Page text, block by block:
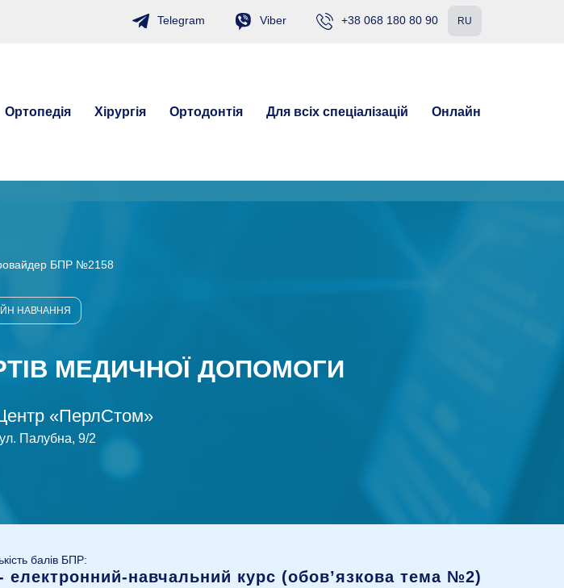
Telegram Viber +38 068 180 80 90 RU
Ортопедія Хірургія Ортодонтія Для всіх спеціалізацій Онлайн
БПР №2158
НАВЧАННЯ
МЕДИЧНОЇ ДОПОМОГИ
«ПерлСтом»
Палубна, 9/2
балів БПР:
електронний-навчальний курс (обовʼязкова тема №2)